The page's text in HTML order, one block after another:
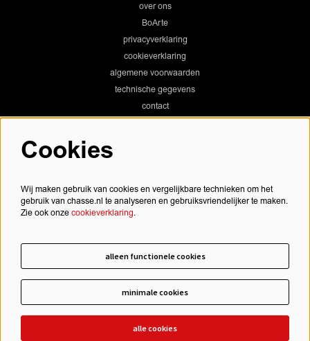
over ons
BoArte
privacyverklaring
cookieverklaring
algemene voorwaarden
technische gegevens
contact
Cookies
Wij maken gebruik van cookies en vergelijkbare technieken om het
gebruik van chasse.nl te analyseren en gebruiksvriendelijker te maken.
Zie ook onze cookieverklaring.
alleen functionele cookies
minimale cookies
alle cookies